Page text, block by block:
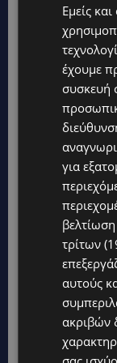
Topics
UPDATES
ΑΛΕΞΙΑ
κοινωνική
Κοινωνικής
UPDATES
44ο ΦΕΣΤΙΒΑΛ
– Η ξεχωριστή
UPDATES
ΜΑΚΑΡΙΟΣ
Εμείς
έχουμε
συσκευή
για
τρίτων
αυτούς
ακριβών